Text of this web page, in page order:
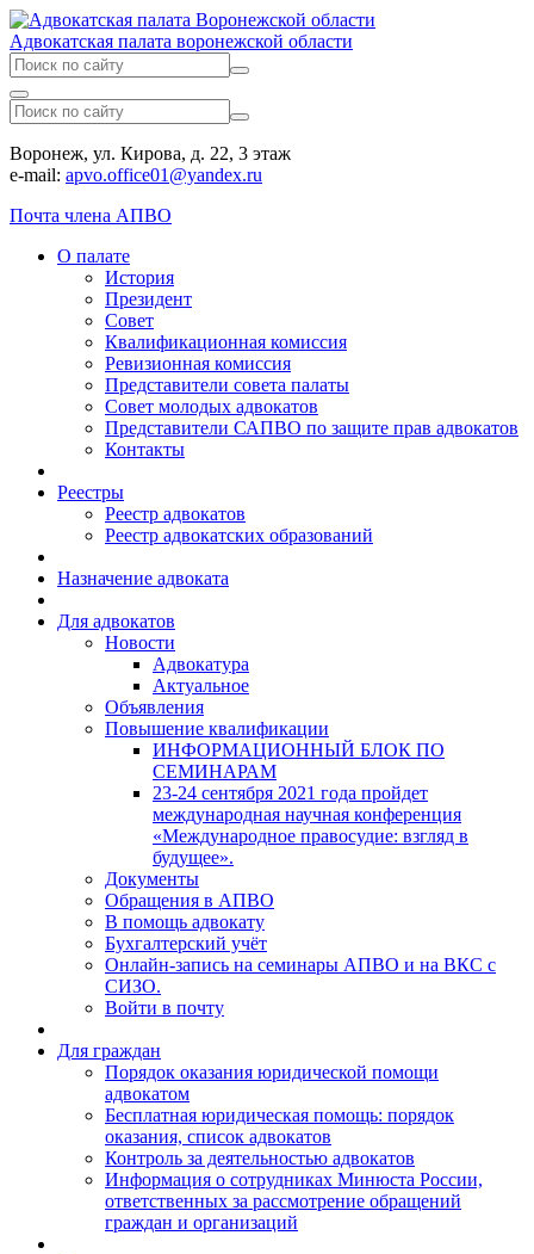
Адвокатская палата воронежской области
Воронеж, ул. Кирова, д. 22, 3 этаж
e-mail: apvo.office01@yandex.ru
Почта члена АПВО
О палате
История
Президент
Совет
Квалификационная комиссия
Ревизионная комиссия
Представители совета палаты
Совет молодых адвокатов
Представители САПВО по защите прав адвокатов
Контакты
Реестры
Реестр адвокатов
Реестр адвокатских образований
Назначение адвоката
Для адвокатов
Новости
Адвокатура
Актуальное
Объявления
Повышение квалификации
ИНФОРМАЦИОННЫЙ БЛОК ПО
СЕМИНАРАМ
23-24 сентября 2021 года пройдет
международная научная конференция
«Международное правосудие: взгляд в
будущее».
Документы
Обращения в АПВО
В помощь адвокату
Бухгалтерский учёт
Онлайн-запись на семинары АПВО и на ВКС с
СИЗО.
Войти в почту
Для граждан
Порядок оказания юридической помощи
адвокатом
Бесплатная юридическая помощь: порядок
оказания, список адвокатов
Контроль за деятельностью адвокатов
Информация о сотрудниках Минюста России,
ответственных за рассмотрение обращений
граждан и организаций